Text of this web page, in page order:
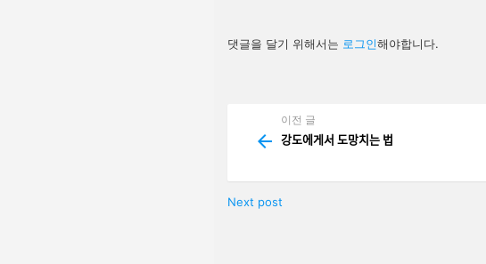
답
글
댓글을 달기 위해서는 로그인해야합니다.
more
이전 글
강도에게서 도망치는 법
Next post